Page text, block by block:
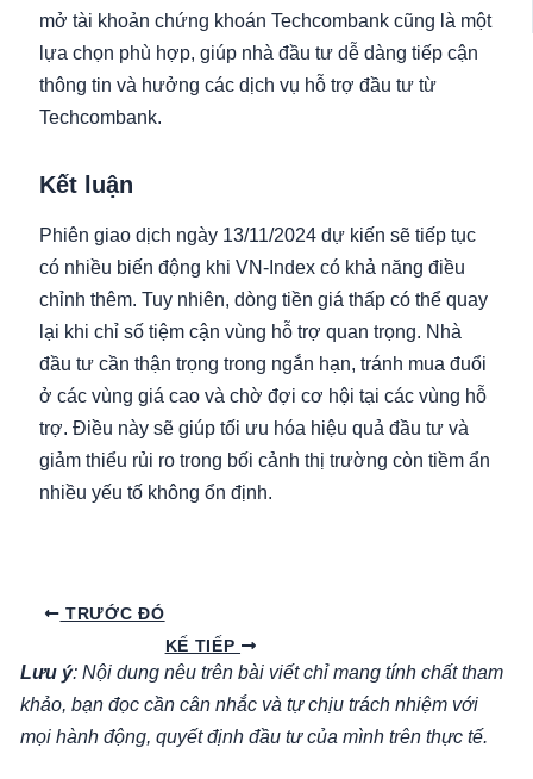
mở tài khoản chứng khoán Techcombank cũng là một
lựa chọn phù hợp, giúp nhà đầu tư dễ dàng tiếp cận
thông tin và hưởng các dịch vụ hỗ trợ đầu tư từ
Techcombank.
Kết luận
Phiên giao dịch ngày 13/11/2024 dự kiến sẽ tiếp tục
có nhiều biến động khi VN-Index có khả năng điều
chỉnh thêm. Tuy nhiên, dòng tiền giá thấp có thể quay
lại khi chỉ số tiệm cận vùng hỗ trợ quan trọng. Nhà
đầu tư cần thận trọng trong ngắn hạn, tránh mua đuổi
ở các vùng giá cao và chờ đợi cơ hội tại các vùng hỗ
trợ. Điều này sẽ giúp tối ưu hóa hiệu quả đầu tư và
giảm thiểu rủi ro trong bối cảnh thị trường còn tiềm ẩn
nhiều yếu tố không ổn định.
Điều
bài
viết
TRƯỚC ĐÓ
KẾ TIẾP
Lưu ý: Nội dung nêu trên bài viết chỉ mang tính chất tham
khảo, bạn đọc cần cân nhắc và tự chịu trách nhiệm với
mọi hành động, quyết định đầu tư của mình trên thực tế.